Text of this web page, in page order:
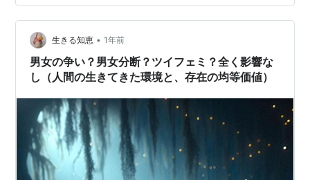
生きる知恵 • 1年前
男女の争い？男女分断？ツイフェミ？全く影響な
し（人間の生きてきた環境と、存在の均等価値）